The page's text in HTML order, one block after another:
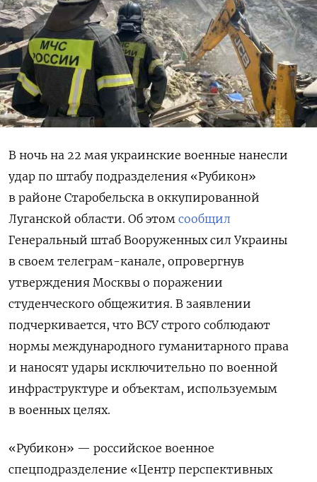
В ночь на 22 мая украинские военные нанесли
удар по штабу подразделения «Рубикон»
в районе Старобельска в оккупированной
Луганской области. Об этом сообщил
Генеральный штаб Вооруженных сил Украины
в своем телеграм-канале, опровергнув
утверждения Москвы о поражении
студенческого общежития. В заявлении
подчеркивается, что ВСУстрого соблюдают
нормы международного гуманитарного права
и наносят удары исключительно по военной
инфраструктуре и объектам, используемым
в военных целях.
«Рубикон» — российское военное
спецподразделение «Центр перспективных